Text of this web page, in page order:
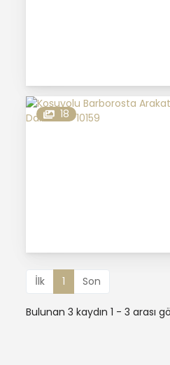
18
İlk 1 Son
Bulunan 3 kaydın 1 - 3 arası